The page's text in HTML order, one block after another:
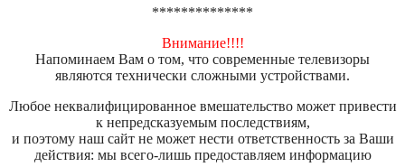
**************
Внимание!!!!
Напоминаем Вам о том, что современные телевизоры
являются технически сложными устройствами.
Любое неквалифицированное вмешательство может привести
к непредсказуемым последствиям,
и поэтому наш сайт не может нести ответственность за Ваши
действия: мы всего-лишь предоставляем информацию